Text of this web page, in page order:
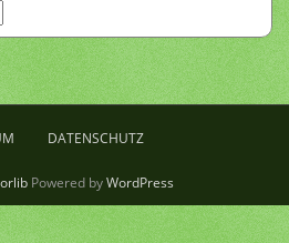
DATENSCHUTZ
Powered byWordPress